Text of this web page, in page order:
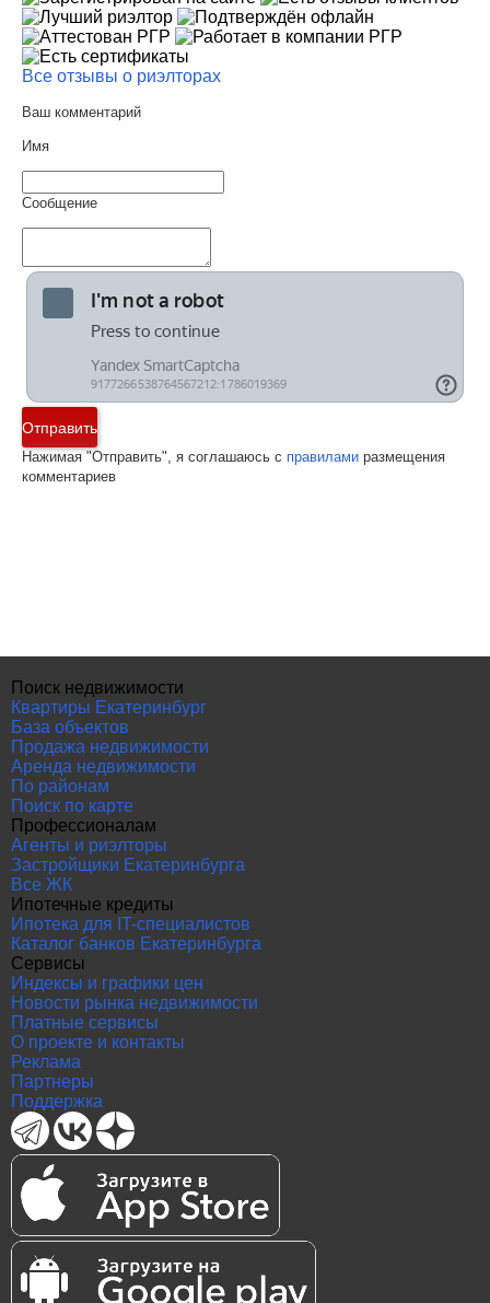
Все отзывы о риэлторах
Ваш комментарий
Имя
Сообщение
Отправить
Нажимая "Отправить", я соглашаюсь с правилами размещения
комментариев
Поиск недвижимости
Квартиры Екатеринбург
База объектов
Продажа недвижимости
Аренда недвижимости
По районам
Поиск по карте
Профессионалам
Агенты и риэлторы
Застройщики Екатеринбурга
Все ЖК
Ипотечные кредиты
Ипотека для IT-специалистов
Каталог банков Екатеринбурга
Сервисы
Индексы и графики цен
Новости рынка недвижимости
Платные сервисы
О проекте и контакты
Реклама
Партнеры
Поддержка